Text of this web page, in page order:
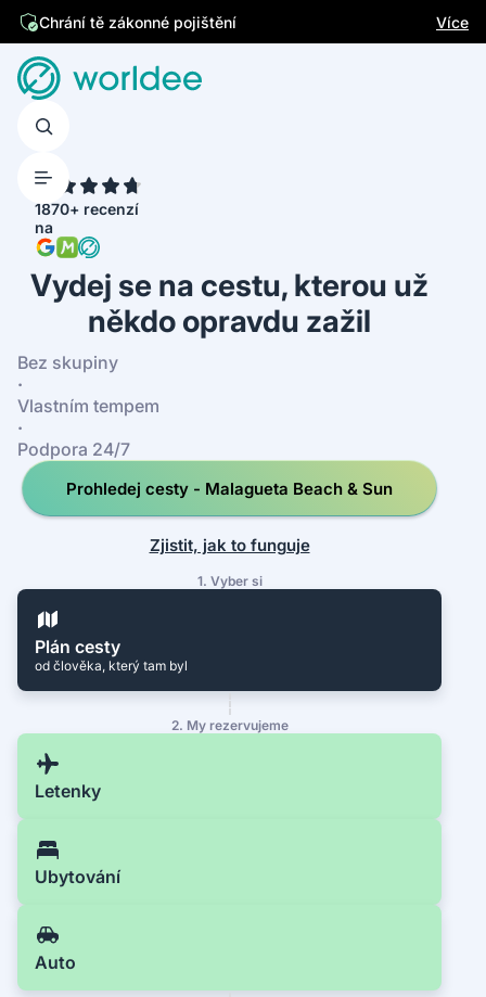
Chrání tě zákonné pojištění
Více
1870+ recenzí
na
Vydej se na cestu, kterou už
někdo opravdu zažil
Bez skupiny
·
Vlastním tempem
·
Podpora 24/7
Prohledej cesty - Malagueta Beach & Sun
Zjistit, jak to funguje
1. Vyber si
Plán cesty
od člověka, který tam byl
2. My rezervujeme
Letenky
Ubytování
Auto